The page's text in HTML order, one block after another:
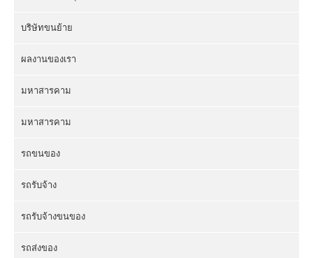
บริษัทขนย้าย
ผลงานของเรา
มหาสารคาม
มหาสารคาม
รถขนของ
รถรับจ้าง
รถรับจ้างขนของ
รถส่งของ